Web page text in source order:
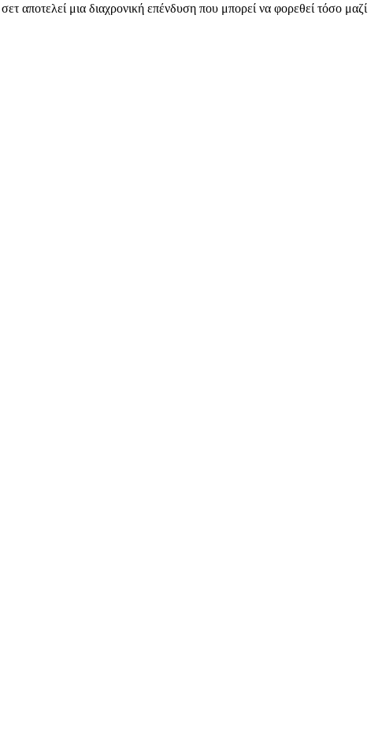
αποτελεί μια διαχρονική επένδυση που μπορεί να φορεθεί τόσο μαζί